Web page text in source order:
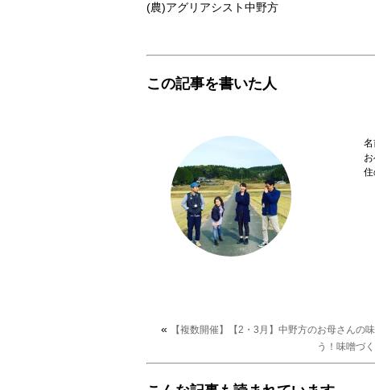
(農)アグリアシスト中野方
この記事を書いた人
住
«
【複数開催】【2・3月】中野方のお母さんの
う！味噌づ